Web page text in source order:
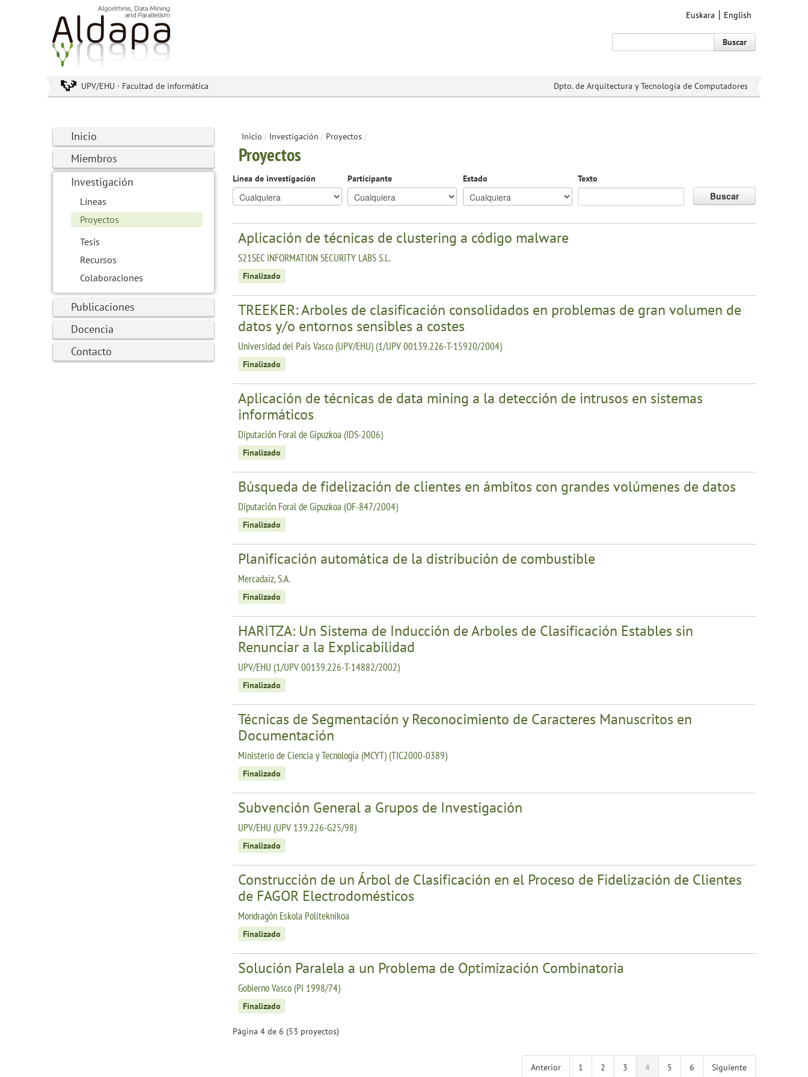
Euskara English
Buscar
UPV/EHU · Facultad de informática Dpto. de Arquitectura y Tecnología de Computadores
Inicio
Miembros
Investigación
Líneas
Proyectos
Tesis
Recursos
Colaboraciones
Publicaciones
Docencia
Contacto
Inicio / Investigación / Proyectos/
Proyectos
Línea de investigación Participante Estado Texto
Buscar
Aplicación de técnicas de clustering a código malware
S21SEC INFORMATION SECURITY LABS S.L.
Finalizado
TREEKER: Arboles de clasificación consolidados en problemas de gran volumen de
datos y/o entornos sensibles a costes
Universidad del País Vasco (UPV/EHU) (1/UPV 00139.226-T-15920/2004)
Finalizado
Aplicación de técnicas de data mining a la detección de intrusos en sistemas
informáticos
Diputación Foral de Gipuzkoa (IDS-2006)
Finalizado
Búsqueda de fidelización de clientes en ámbitos con grandes volúmenes de datos
Diputación Foral de Gipuzkoa (OF-847/2004)
Finalizado
Planificación automática de la distribución de combustible
Mercadaiz, S.A.
Finalizado
HARITZA: Un Sistema de Inducción de Arboles de Clasificación Estables sin
Renunciar a la Explicabilidad
UPV/EHU (1/UPV 00139.226-T-14882/2002)
Finalizado
Técnicas de Segmentación y Reconocimiento de Caracteres Manuscritos en
Documentación
Ministerio de Ciencia y Tecnología (MCYT) (TIC2000-0389)
Finalizado
Subvención General a Grupos de Investigación
UPV/EHU (UPV 139.226-G25/98)
Finalizado
Construcción de un Árbol de Clasificación en el Proceso de Fidelización de Clientes
de FAGOR Electrodomésticos
Mondragón Eskola Politeknikoa
Finalizado
Solución Paralela a un Problema de Optimización Combinatoria
Gobierno Vasco (PI 1998/74)
Finalizado
Página 4 de 6 (53 proyectos)
Anterior 1 2 3 4 5 6 Siguiente